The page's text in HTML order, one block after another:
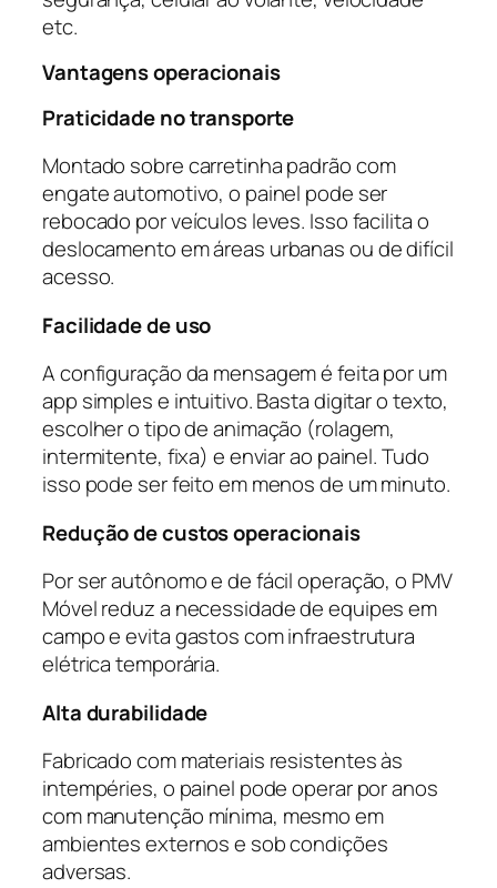
etc.
Vantagens operacionais
Praticidade no transporte
Montado sobre carretinha padrão com
engate automotivo, o painel pode ser
rebocado por veículos leves. Isso facilita o
deslocamento em áreas urbanas ou de difícil
acesso.
Facilidade de uso
A configuração da mensagem é feita por um
app simples e intuitivo. Basta digitar o texto,
escolher o tipo de animação (rolagem,
intermitente, fixa) e enviar ao painel. Tudo
isso pode ser feito em menos de um minuto.
Redução de custos operacionais
Por ser autônomo e de fácil operação, o PMV
Móvel reduz a necessidade de equipes em
campo e evita gastos com infraestrutura
elétrica temporária.
Alta durabilidade
Fabricado com materiais resistentes às
intempéries, o painel pode operar por anos
com manutenção mínima, mesmo em
ambientes externos e sob condições
adversas.